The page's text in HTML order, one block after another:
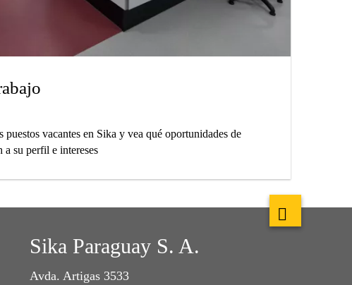
puestos vacantes en Sika y vea qué oportunidades de
a su perfil e intereses
Sika Paraguay S. A.
Avda. Artigas 3533